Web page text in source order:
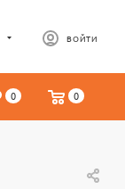
ВОЙТИ
0 0